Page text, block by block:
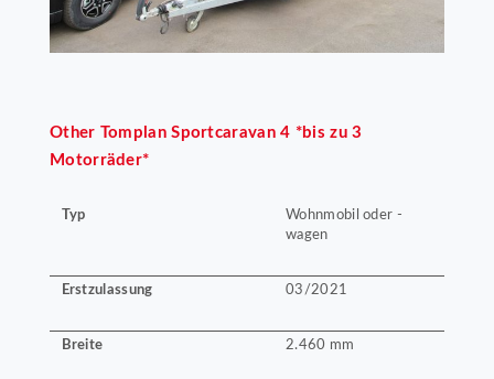
Other Tomplan Sportcaravan 4 *bis zu 3
Motorräder*
Typ
Wohnmobil oder -
wagen
Erstzulassung 03/2021
Breite 2.460 mm